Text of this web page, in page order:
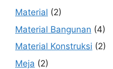
Material (2)
Material Bangunan (4)
Material Konstruksi (2)
Meja (2)